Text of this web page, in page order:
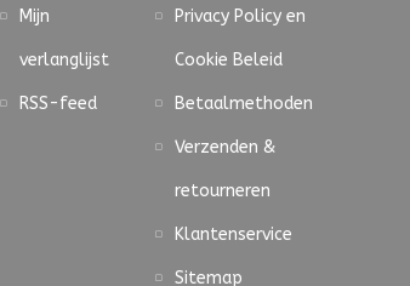
Mijn
verlanglijst
RSS-feed
Privacy Policy en
Cookie Beleid
Betaalmethoden
Verzenden &
retourneren
Klantenservice
Sitemap